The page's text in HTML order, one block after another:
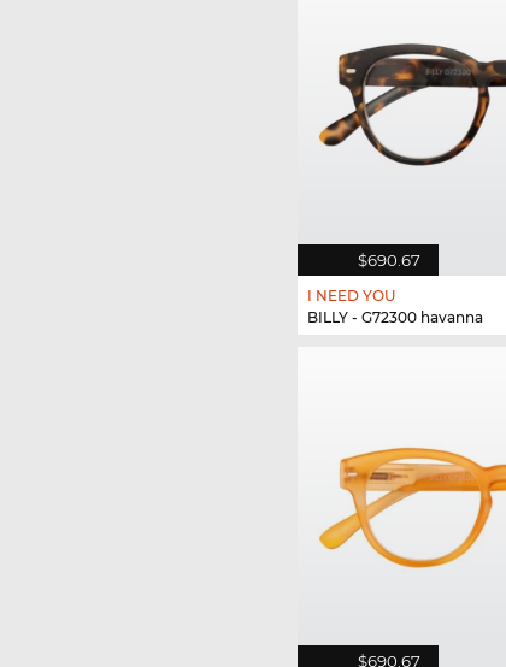
$690.67
I NEED YOU
BILLY - G72300 havanna
$690.67